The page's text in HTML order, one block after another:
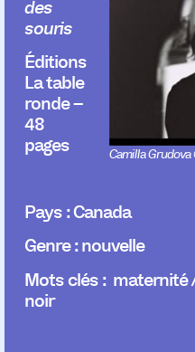
Camilla
des
souris
Éditions
La table
ronde –
48
pages
Pays:Canada
Genre:nouvelle
Mots clés:maternité
noir